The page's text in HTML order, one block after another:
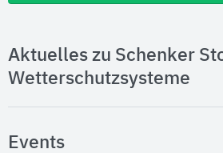
Aktuelles zu Schenker
Wetterschutzsysteme
Events